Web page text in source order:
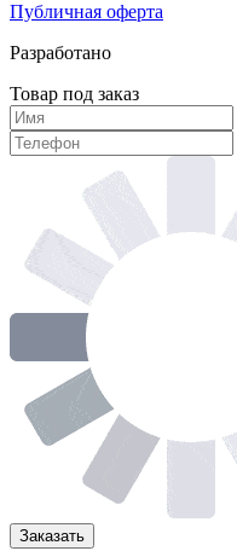
Публичная оферта
Разработано
Товар под заказ
Заказать